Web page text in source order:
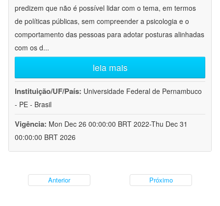
predizem que não é possível lidar com o tema, em termos
de políticas públicas, sem compreender a psicologia e o
comportamento das pessoas para adotar posturas alinhadas
com os d...
leia mais
Instituição/UF/País: Universidade Federal de Pernambuco
- PE - Brasil
Vigência: Mon Dec 26 00:00:00 BRT 2022-Thu Dec 31
00:00:00 BRT 2026
Anterior Próximo